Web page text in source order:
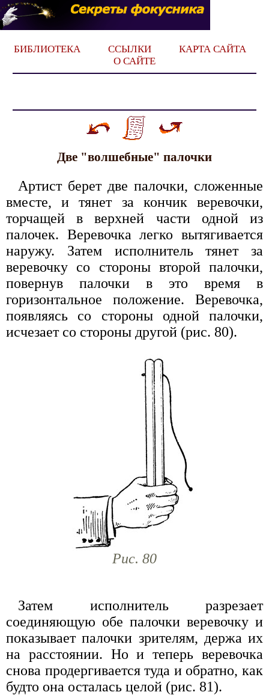
БИБЛИОТЕКА ССЫЛКИ
КАРТА САЙТА
О САЙТЕ
Две "волшебные" палочки
Артист берет две палочки, сложенные
вместе, и тянет за кончик веревочки,
торчащей в верхней части одной из
палочек. Веревочка легко вытягивается
наружу. Затем исполнитель тянет за
веревочку со стороны второй палочки,
повернув палочки в это время в
горизонтальное положение. Веревочка,
появляясь со стороны одной палочки,
исчезает со стороны другой (рис. 80).
Рис. 80
Затем исполнитель разрезает
соединяющую обе палочки веревочку и
показывает палочки зрителям, держа их
на расстоянии. Но и теперь веревочка
снова продергивается туда и обратно, как
будто она осталась целой (рис. 81).